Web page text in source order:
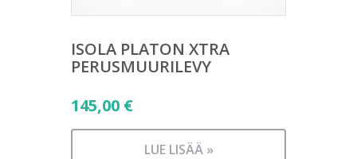
ISOLA PLATON XTRA
PERUSMUURILEVY
145,00 €
LUE LISÄÄ »